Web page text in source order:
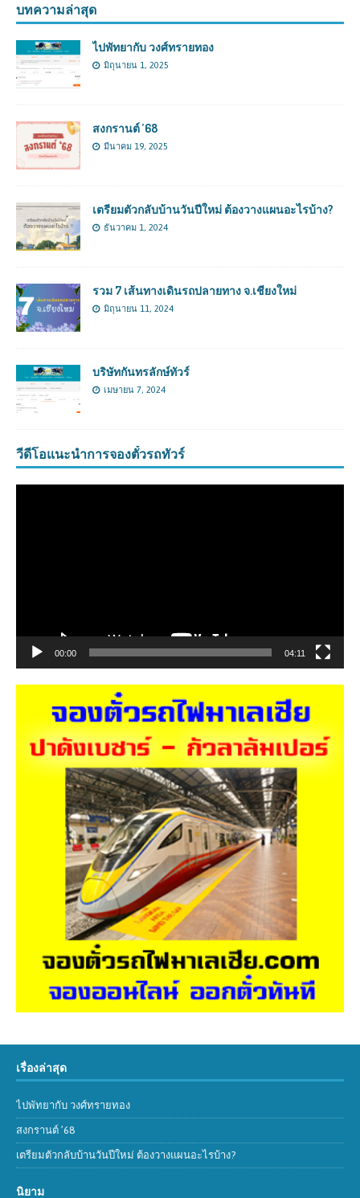
บทความล่าสุด
ไปพัทยากับ วงศ์ทรายทอง
มิถุนายน 1, 2025
สงกรานต์ ’68
มีนาคม 19, 2025
เตรียมตัวกลับบ้านวันปีใหม่ ต้องวางแผนอะไรบ้าง?
ธันวาคม 1, 2024
รวม 7 เส้นทางเดินรถปลายทาง จ.เชียงใหม่
มิถุนายน 11, 2024
บริษัทกันทรลักษ์ทัวร์
เมษายน 7, 2024
วีดีโอแนะนำการจองตั๋วรถทัวร์
00:00 04:11
เรื่องล่าสุด
ไปพัทยากับ วงศ์ทรายทอง
สงกรานต์ ’68
เตรียมตัวกลับบ้านวันปีใหม่ ต้องวางแผนอะไรบ้าง?
นิยาม